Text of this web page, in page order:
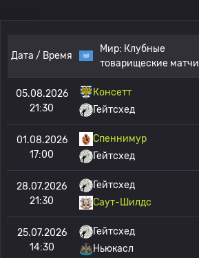
Дата / Время
Мир: Клубные
товарищеские матчи
05.08.2026
21:30
Консетт
Гейтсхед
01.08.2026
17:00
Спеннимур
Гейтсхед
28.07.2026
21:30
Гейтсхед
Саут-Шилдс
25.07.2026
14:30
Гейтсхед
Ньюкасл